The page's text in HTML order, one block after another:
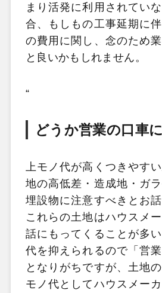
まり活発に利用されてい
合、もしもの工事延期に
の費用に関し、念のため
と良いかもしれません。
“
どうか営業の口車
上モノ代が高くつきやす
地の高低差・造成地・ガ
埋設物に注意すべきとお話
これらの土地はハウスメ
話にもってくることが多
代を抑えられるので「営業
となりがちですが、土地
モノ代としてハウスメー